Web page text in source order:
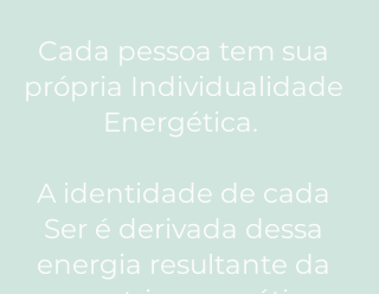
Cada pessoa tem sua
própria Individualidade
Energética.
A identidade de cada
Ser é derivada dessa
energia resultante da